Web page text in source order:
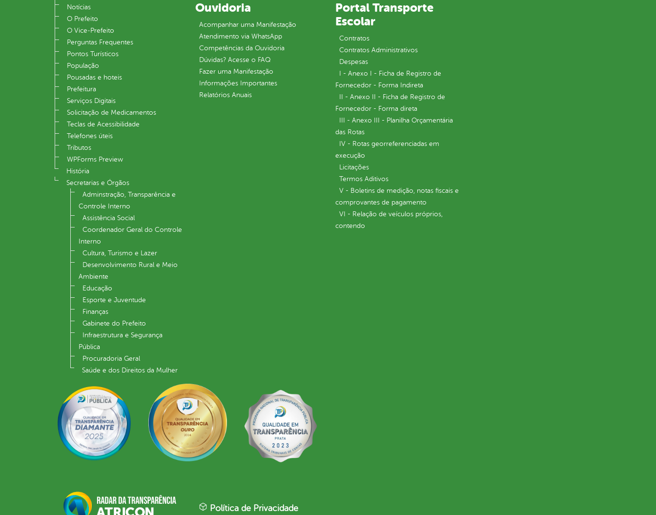
Notícias
O Prefeito
O Vice‐Prefeito
Perguntas Frequentes
Pontos Turísticos
População
Pousadas e hoteis
Prefeitura
Serviços Digitais
Solicitação de Medicamentos
Teclas de Acessibilidade
Telefones úteis
Tributos
WPForms Preview
História
Secretarias e Órgãos
Adminstração, Transparência e
Controle Interno
Assistência Social
Coordenador Geral do Controle
Interno
Cultura, Turismo e Lazer
Desenvolvimento Rural e Meio
Ambiente
Educação
Esporte e Juventude
Finanças
Gabinete do Prefeito
Infraestrutura e Segurança
Pública
Procuradoria Geral
Saúde e dos Direitos da Mulher
Ouvidoria
Acompanhar uma Manifestação
Atendimento via WhatsApp
Competências da Ouvidoria
Dúvidas? Acesse o FAQ
Fazer uma Manifestação
Informações Importantes
Relatórios Anuais
Portal Transporte
Escolar
Contratos
Contratos Administrativos
Despesas
I - Anexo I - Ficha de Registro de
Fornecedor - Forma Indireta
II - Anexo II - Ficha de Registro de
Fornecedor - Forma direta
III - Anexo III - Planilha Orçamentária
das Rotas
IV - Rotas georreferenciadas em
execução
Licitações
Termos Aditivos
V - Boletins de medição, notas fiscais e
comprovantes de pagamento
VI - Relação de veículos próprios,
contendo
Política de Privacidade